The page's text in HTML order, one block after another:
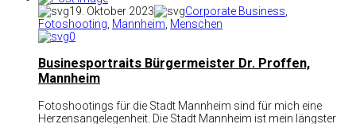
19. Oktober 2023
Corporate Business
Fotoshooting Mannheim Menschen
0
Businesportraits Bürgermeister Dr. Proffen,
Mannheim
Fotoshootings für die Stadt Mannheim sind für mich eine
Herzensangelegenheit. Die Stadt Mannheim ist mein längster